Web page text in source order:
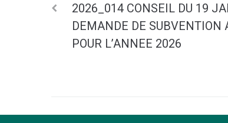
2026_014 CONSEIL DU 19
DEMANDE DE SUBVENTION
POUR L’ANNEE 2026